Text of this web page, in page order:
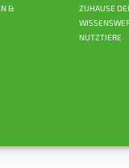
&
ZUHAUSE
NUTZTIERE